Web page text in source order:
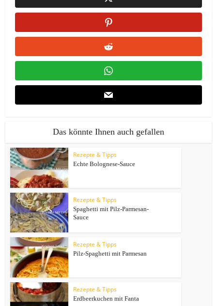
Das könnte Ihnen auch gefallen
Rezepte & Tipps
Echte Bolognese-Sauce
Rezepte & Tipps
Spaghetti mit Pilz-Parmesan-
Sauce
Rezepte & Tipps
Pilz-Spaghetti mit Parmesan
Rezepte & Tipps
Erdbeerkuchen mit Fanta